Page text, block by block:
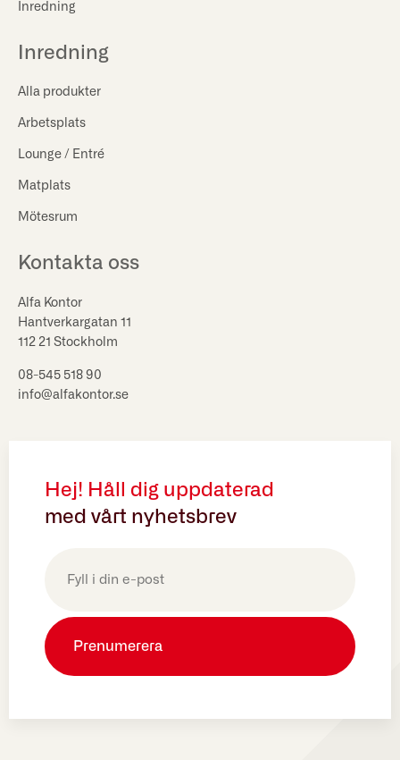
Inredning
Inredning
Alla produkter
Arbetsplats
Lounge / Entré
Matplats
Mötesrum
Kontakta oss
Alfa Kontor
Hantverkargatan 11
112 21 Stockholm
08-545 518 90
info@alfakontor.se
Hej! Håll dig uppdaterad
med vårt nyhetsbrev
(Obligatoriskt)